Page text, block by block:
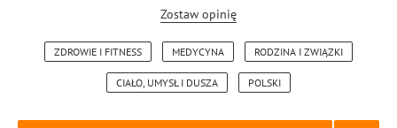
Zostaw opinię
ZDROWIE I FITNESS MEDYCYNA RODZINA I ZWIĄZKI
CIAŁO, UMYSŁ I DUSZA POLSKI